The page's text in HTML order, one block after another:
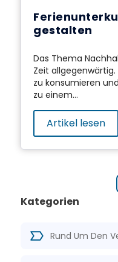
Kategorien
Rund Um Den
gestalten
Das Thema
Zeit
zu konsumieren
zu einem...
Artikel lesen